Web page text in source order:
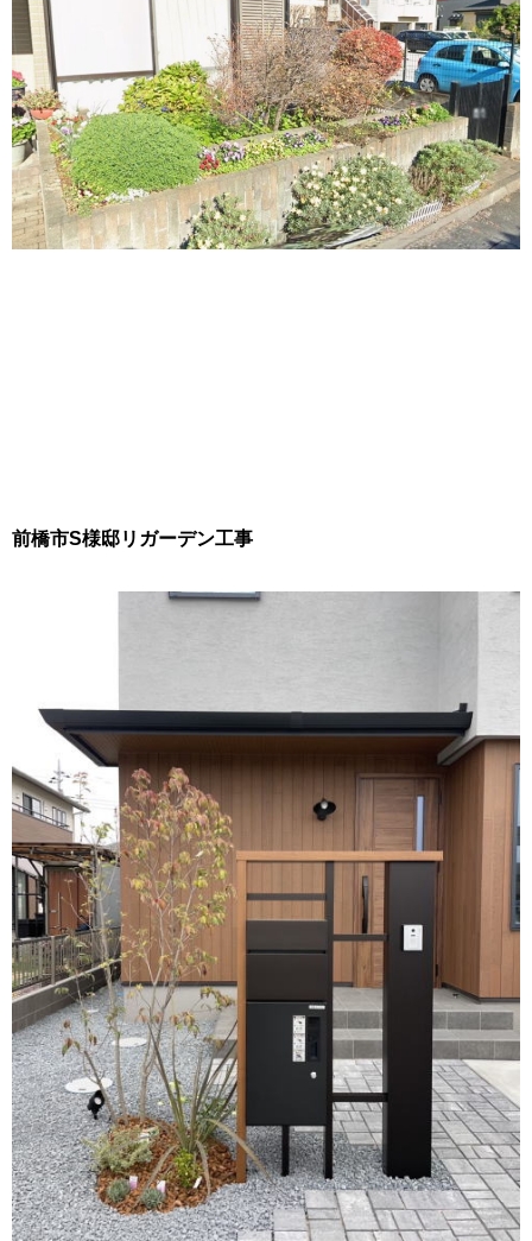
前橋市S様邸リガーデン工事